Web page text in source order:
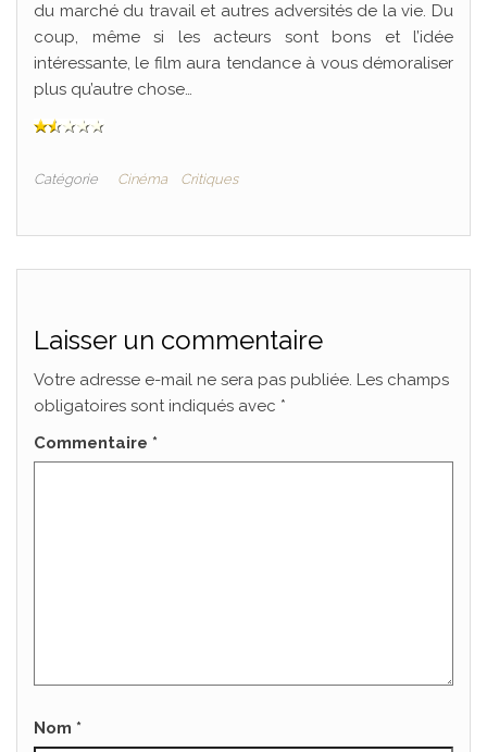
du marché du travail et autres adversités de la vie. Du
coup, même si les acteurs sont bons et l’idée
intéressante, le film aura tendance à vous démoraliser
plus qu’autre chose…
Catégorie Cinéma Critiques
Laisser un commentaire
Votre adresse e-mail ne sera pas publiée. Les champs
obligatoires sont indiqués avec *
Commentaire *
Nom *